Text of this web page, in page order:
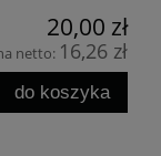
20,00 zł
netto: 16,26 zł
do koszyka